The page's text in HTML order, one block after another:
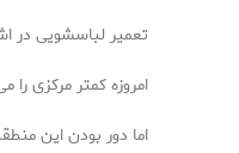
تعمیر لباسشویی در
امروزه کمتر مرکزی
اما دور بودن این